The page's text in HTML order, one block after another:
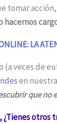
tomar
hacernos
LA
(a veces de
en
que